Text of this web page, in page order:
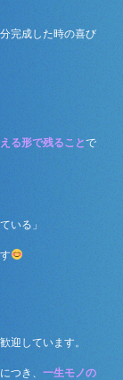
完成した時の喜び
る形で残ることで
いる」
迎しています。
つき、一生モノの